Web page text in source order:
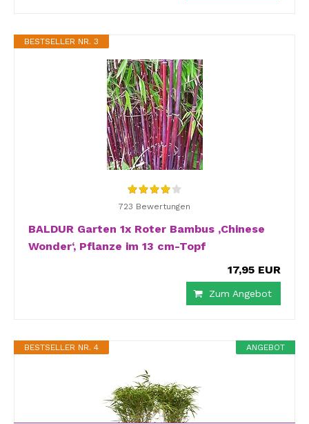
BESTSELLER NR. 3
723 Bewertungen
BALDUR Garten 1x Roter Bambus ‚Chinese
Wonder‘, Pflanze im 13 cm-Topf
17,95 EUR
Zum Angebot
ANGEBOT
BESTSELLER NR. 4